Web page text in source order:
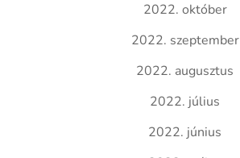
2022. október
2022. szeptember
2022. augusztus
2022. július
2022. június